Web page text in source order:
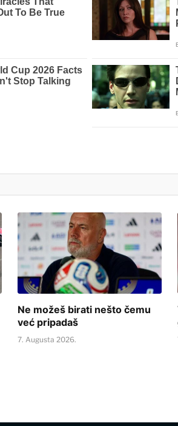
Ne možeš birati nešto čemu
već pripadaš
7. Augusta 2026.